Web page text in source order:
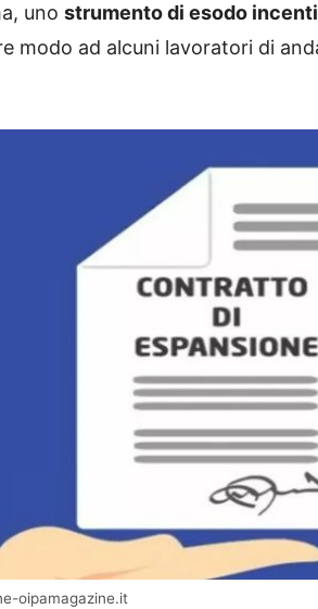
uno strumento di esodo
modo ad alcuni lavoratori di
oipamagazine.it